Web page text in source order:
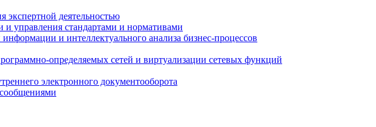
экспертной деятельностью
и управления стандартами и нормативами
и интеллектуального анализа бизнес-процессов
определяемых сетей и виртуализации сетевых функций
электронного документооборота